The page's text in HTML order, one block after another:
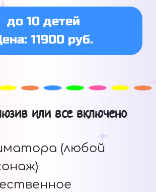
до 10 детей
11900 руб.
или все включено
(любой